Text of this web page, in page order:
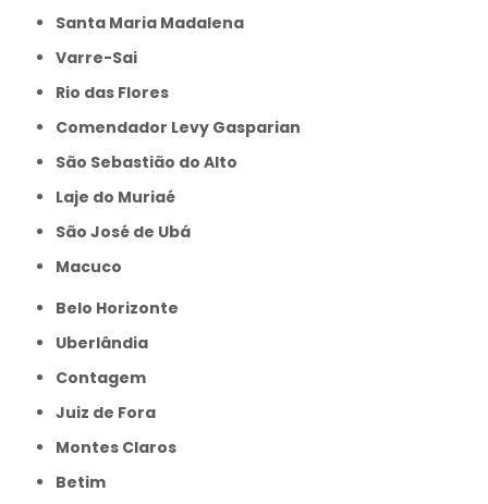
Santa Maria Madalena
Varre-Sai
Rio das Flores
Comendador Levy Gasparian
São Sebastião do Alto
Laje do Muriaé
São José de Ubá
Macuco
Belo Horizonte
Uberlândia
Contagem
Juiz de Fora
Montes Claros
Betim